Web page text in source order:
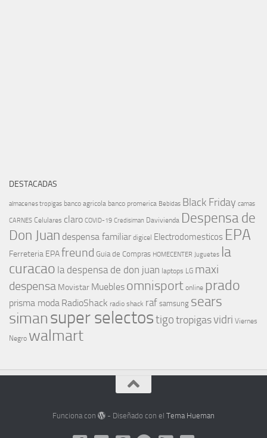
DESTACADAS
almacenes tropigas banco agricola banco promerica Bebidas Black Friday camas
CARNES Celulares claro COVID-19 Credisiman Davivienda Despensa de
Don Juan despensa familiar digicel Electrodomesticos EPA
Ferreteria EPAfreund Guia de Compras HOMECENTER Juguetes la
curacao la despensa de don juan laptops LG maxi
despensa Movistar Muebles omnisport online prado
prisma moda RadioShack radio shack raf samsung sears
simansuper selectostigotropigasvidri Viernes
Negro walmart
Funciona con - Diseñado con elTema Hueman